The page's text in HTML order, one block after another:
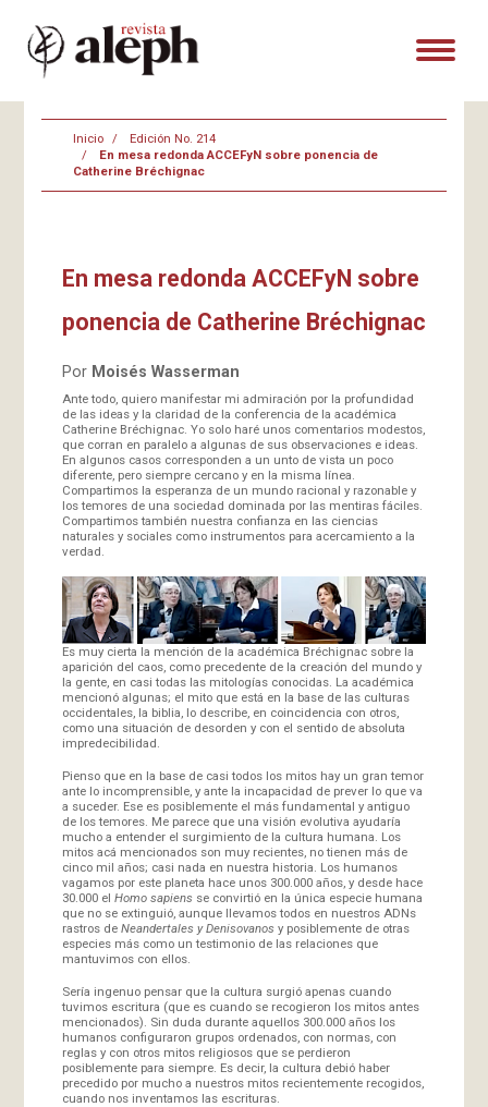
Inicio
Edición No. 214
En mesa redonda ACCEFyN sobre ponencia de
Catherine Bréchignac
En mesa redonda ACCEFyN sobre
ponencia de Catherine Bréchignac
Por Moisés Wasserman
Ante todo, quiero manifestar mi admiración por la profundidad
de las ideas y la claridad de la conferencia de la académica
Catherine Bréchignac. Yo solo haré unos comentarios modestos,
que corran en paralelo a algunas de sus observaciones e ideas.
En algunos casos corresponden a un unto de vista un poco
diferente, pero siempre cercano y en la misma línea.
Compartimos la esperanza de un mundo racional y razonable y
los temores de una sociedad dominada por las mentiras fáciles.
Compartimos también nuestra confianza en las ciencias
naturales y sociales como instrumentos para acercamiento a la
verdad.
Es muy cierta la mención de la académica Bréchignac sobre la
aparición del caos, como precedente de la creación del mundo y
la gente, en casi todas las mitologías conocidas. La académica
mencionó algunas; el mito que está en la base de las culturas
occidentales, la biblia, lo describe, en coincidencia con otros,
como una situación de desorden y con el sentido de absoluta
impredecibilidad.
Pienso que en la base de casi todos los mitos hay un gran temor
ante lo incomprensible, y ante la incapacidad de prever lo que va
a suceder. Ese es posiblemente el más fundamental y antiguo
de los temores. Me parece que una visión evolutiva ayudaría
mucho a entender el surgimiento de la cultura humana. Los
mitos acá mencionados son muy recientes, no tienen más de
cinco mil años; casi nada en nuestra historia. Los humanos
vagamos por este planeta hace unos 300.000 años, y desde hace
30.000 el Homo sapiens se convirtió en la única especie humana
que no se extinguió, aunque llevamos todos en nuestros ADNs
rastros de Neandertales y Denisovanos y posiblemente de otras
especies más como un testimonio de las relaciones que
mantuvimos con ellos.
Sería ingenuo pensar que la cultura surgió apenas cuando
tuvimos escritura (que es cuando se recogieron los mitos antes
mencionados). Sin duda durante aquellos 300.000 años los
humanos configuraron grupos ordenados, con normas, con
reglas y con otros mitos religiosos que se perdieron
posiblemente para siempre. Es decir, la cultura debió haber
precedido por mucho a nuestros mitos recientemente recogidos,
cuando nos inventamos las escrituras.